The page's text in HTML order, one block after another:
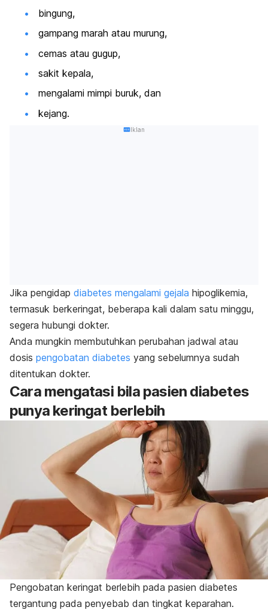
bingung,
gampang marah atau murung,
cemas atau gugup,
sakit kepala,
mengalami mimpi buruk, dan
kejang.
Iklan
Jika pengidap diabetes mengalami gejala hipoglikemia,
termasuk berkeringat, beberapa kali dalam satu minggu,
segera hubungi dokter.
Anda mungkin membutuhkan perubahan jadwal atau
dosis pengobatan diabetes yang sebelumnya sudah
ditentukan dokter.
Cara mengatasi bila pasien diabetes
punya keringat berlebih
Pengobatan keringat berlebih pada pasien diabetes
tergantung pada penyebab dan tingkat keparahan.